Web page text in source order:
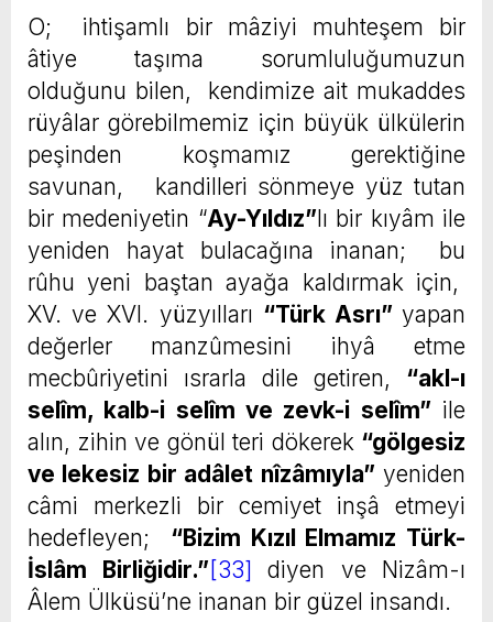
O; ihtişamlı bir mâziyi muhteşem bir
âtiye taşıma sorumluluğumuzun
olduğunu bilen, kendimize ait mukaddes
rüyâlar görebilmemiz için büyük ülkülerin
peşinden koşmamız gerektiğine
savunan, kandilleri sönmeye yüz tutan
bir medeniyetin “Ay-Yıldız”lı bir kıyâm ile
yeniden hayat bulacağına inanan; bu
rûhu yeni baştan ayağa kaldırmak için,
XV. ve XVI. yüzyılları “Türk Asrı”yapan
değerler manzûmesini ihyâ etme
mecbûriyetini ısrarla dile getiren, “akl-ı
selîm, kalb-i selîm ve zevk-i selîm” ile
alın, zihin ve gönül teri dökerek “gölgesiz
ve lekesiz bir adâlet nîzâmıyla” yeniden
câmi merkezli bir cemiyet inşâ etmeyi
hedefleyen; “Bizim Kızıl Elmamız Türk-
İslâm Birliğidir.” [33] diyen ve Nizâm-ı
Âlem Ülküsü’ne inanan bir güzel insandı.